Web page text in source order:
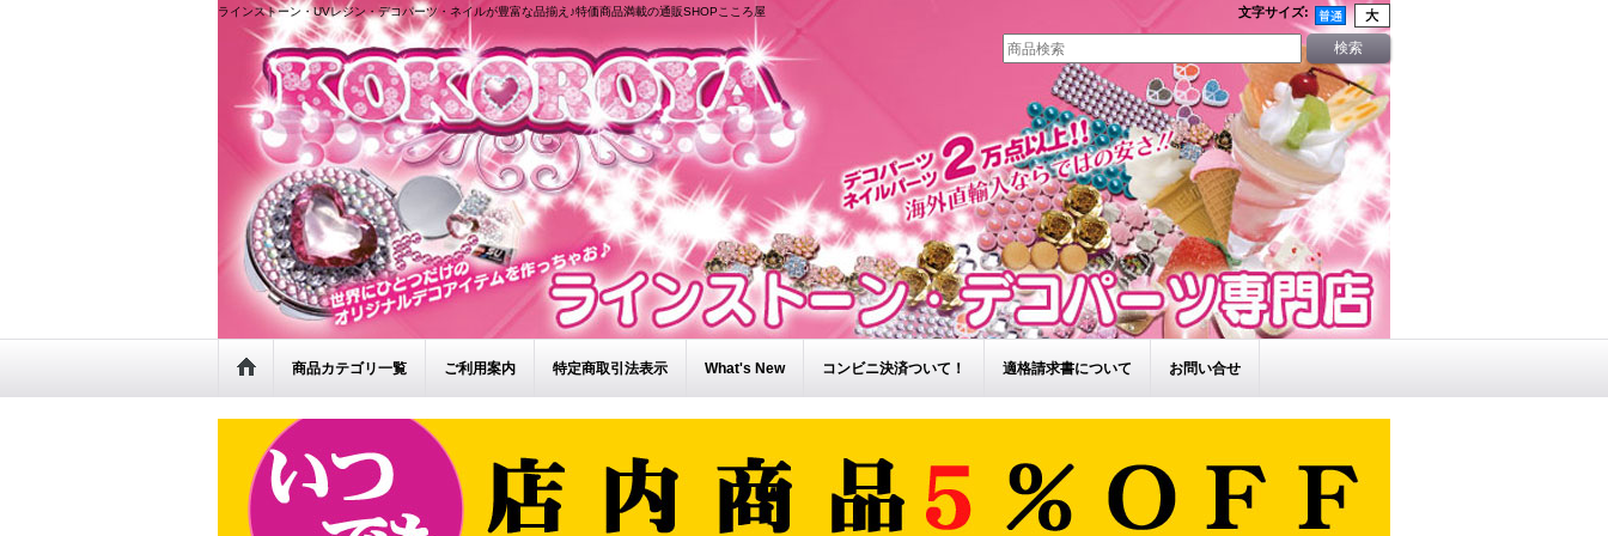
ラインストーン・UVレジン・デコパーツ・ネイルが豊富な品揃え♪特価商品満載の通販SHOPこころ屋 文字サイズ:
商品カテゴリ一覧 ご利用案内 特定商取引法表示 What's New コンビニ決済ついて！ 適格請求書について お問い合せ